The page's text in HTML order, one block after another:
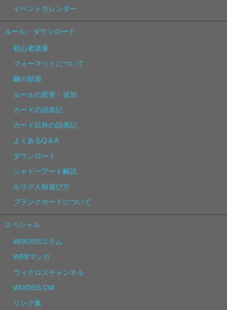
イベントカレンダー
ルール・ダウンロード
初心者講座
フォーマットについて
繭の部屋
ルールの変更・追加
カードの誤表記
カード以外の誤表記
よくあるQ＆A
ダウンロード
シャドーアート解説
ルリグ人狼遊び方
ブランクカードについて
スペシャル
WIXOSSコラム
WEBマンガ
ウィクロスチャンネル
WIXOSS CM
リンク集